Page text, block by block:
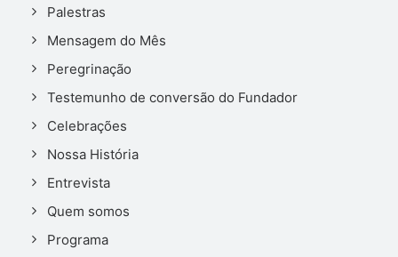
Palestras
Mensagem do Mês
Peregrinação
Testemunho de conversão do Fundador
Celebrações
Nossa História
Entrevista
Quem somos
Programa